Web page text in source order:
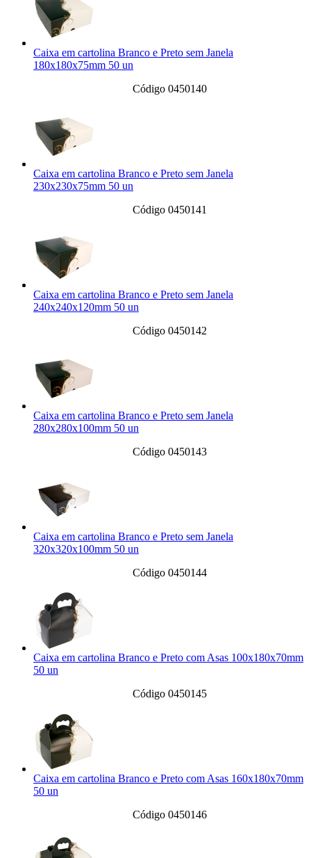
Caixa em cartolina Branco e Preto sem Janela
180x180x75mm 50 un
Código 0450140
Caixa em cartolina Branco e Preto sem Janela
230x230x75mm 50 un
Código 0450141
Caixa em cartolina Branco e Preto sem Janela
240x240x120mm 50 un
Código 0450142
Caixa em cartolina Branco e Preto sem Janela
280x280x100mm 50 un
Código 0450143
Caixa em cartolina Branco e Preto sem Janela
320x320x100mm 50 un
Código 0450144
Caixa em cartolina Branco e Preto com Asas 100x180x70mm
50 un
Código 0450145
Caixa em cartolina Branco e Preto com Asas 160x180x70mm
50 un
Código 0450146